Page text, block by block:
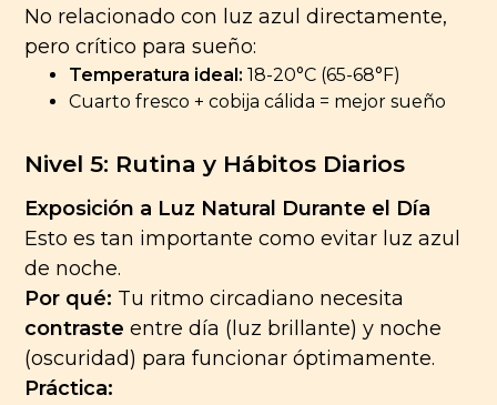
No relacionado con luz azul directamente,
pero crítico para sueño:
Temperatura ideal: 18-20°C (65-68°F)
Cuarto fresco + cobija cálida = mejor sueño
Nivel 5: Rutina y Hábitos Diarios
Exposición a Luz Natural Durante el Día
Esto es tan importante como evitar luz azul
de noche.
Por qué: Tu ritmo circadiano necesita
contraste entre día (luz brillante) y noche
(oscuridad) para funcionar óptimamente.
Práctica: